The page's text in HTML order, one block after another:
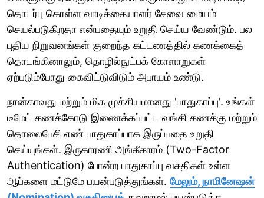
தொடர்பு கொள்ள வாடிக்கையாளர் சேவை மையம்
செயல்படுகிறதா என்பதையும் உறுதி செய்ய வேண்டும். பல
புதிய நிறுவனங்கள் குறைந்த கட்டணத்தில் கணக்கைத்
தொடங்கினாலும், தொழில்நுட்பக் கோளாறுகள்
ஏற்படும்போது கைவிட்டுவிடும் அபாயம் உண்டு.
நான்காவது மற்றும் மிக முக்கியமானது 'பாதுகாப்பு'. உங்கள்
டீமேட் கணக்கோடு இணைக்கப்பட்ட வங்கி கணக்கு மற்றும்
தொலைபேசி எண் பாதுகாப்பாக இருப்பதை உறுதி
செய்யுங்கள். இருகாரணி அங்கீகாரம் (Two-Factor
Authentication) போன்ற பாதுகாப்பு வசதிகள் உள்ள
ஆப்களை மட்டுமே பயன்படுத்துங்கள். மேலும், நாமினேஷன்